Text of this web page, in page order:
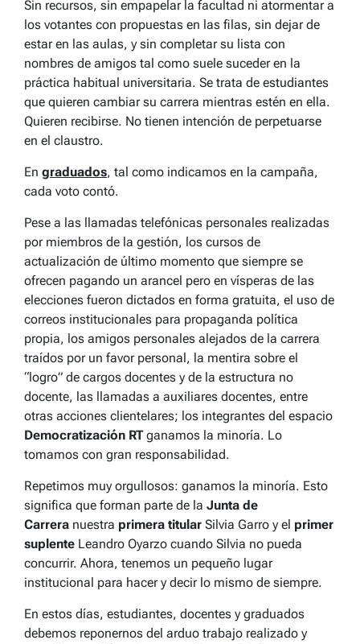
Sin recursos, sin empapelar la facultad ni atormentar a
los votantes con propuestas en las filas, sin dejar de
estar en las aulas, y sin completar su lista con
nombres de amigos tal como suele suceder en la
práctica habitual universitaria. Se trata de estudiantes
que quieren cambiar su carrera mientras estén en ella.
Quieren recibirse. No tienen intención de perpetuarse
en el claustro.
En graduados, tal como indicamos en la campaña,
cada voto contó.
Pese a las llamadas telefónicas personales realizadas
por miembros de la gestión, los cursos de
actualización de último momento que siempre se
ofrecen pagando un arancel pero en vísperas de las
elecciones fueron dictados en forma gratuita, el uso de
correos institucionales para propaganda política
propia, los amigos personales alejados de la carrera
traídos por un favor personal, la mentira sobre el
“logro” de cargos docentes y de la estructura no
docente, las llamadas a auxiliares docentes, entre
otras acciones clientelares; los integrantes del espacio
Democratización RTganamos la minoría. Lo
tomamos con gran responsabilidad.
Repetimos muy orgullosos: ganamos la minoría. Esto
significa que forman parte de la Junta de
Carrera nuestra primera titular Silvia Garro y el primer
suplente Leandro Oyarzo cuando Silvia no pueda
concurrir. Ahora, tenemos un pequeño lugar
institucional para hacer y decir lo mismo de siempre.
En estos días, estudiantes, docentes y graduados
debemos reponernos del arduo trabajo realizado y